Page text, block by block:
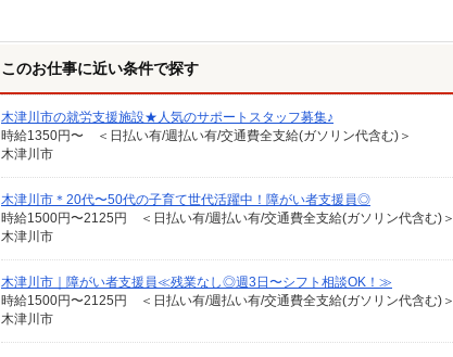
このお仕事に近い条件で探す
木津川市の就労支援施設★人気のサポートスタッフ募集♪
時給1350円〜 ＜日払い有/週払い有/交通費全支給(ガソリン代含む)＞
木津川市
木津川市＊20代〜50代の子育て世代活躍中！障がい者支援員◎
時給1500円〜2125円 ＜日払い有/週払い有/交通費全支給(ガソリン代含む)＞
木津川市
木津川市｜障がい者支援員≪残業なし◎週3日〜シフト相談OK！≫
時給1500円〜2125円 ＜日払い有/週払い有/交通費全支給(ガソリン代含む)＞
木津川市